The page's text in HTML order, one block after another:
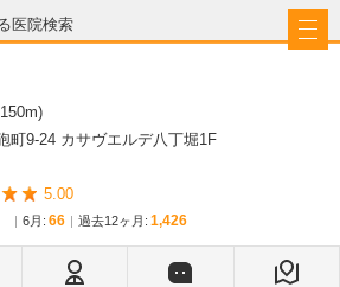
医院検索
)
町9-24 カサヴエルデ八丁堀1F
5.00
6月 : 66 過去12ヶ月: 1,426